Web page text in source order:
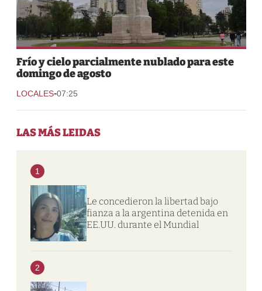
Frío y cielo parcialmente nublado para este
domingo de agosto
LOCALES-07:25
LAS MÁS LEIDAS
1
Le concedieron la libertad bajo
fianza a la argentina detenida en
EE.UU. durante el Mundial
2